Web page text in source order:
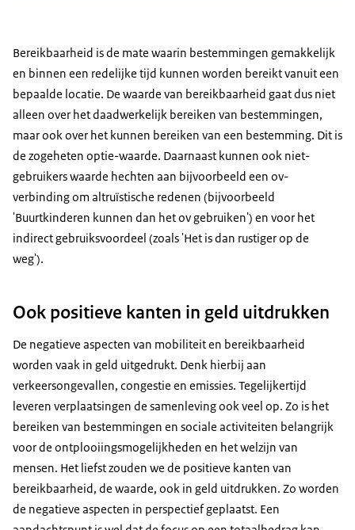
Bereikbaarheid is de mate waarin bestemmingen gemakkelijk
en binnen een redelijke tijd kunnen worden bereikt vanuit een
bepaalde locatie. De waarde van bereikbaarheid gaat dus niet
alleen over het daadwerkelijk bereiken van bestemmingen,
maar ook over het kunnen bereiken van een bestemming. Dit is
de zogeheten optie-waarde. Daarnaast kunnen ook niet-
gebruikers waarde hechten aan bijvoorbeeld een ov-
verbinding om altruïstische redenen (bijvoorbeeld
'Buurtkinderen kunnen dan het ov gebruiken') en voor het
indirect gebruiksvoordeel (zoals 'Het is dan rustiger op de
weg').
Ook positieve kanten in geld uitdrukken
De negatieve aspecten van mobiliteit en bereikbaarheid
worden vaak in geld uitgedrukt. Denk hierbij aan
verkeersongevallen, congestie en emissies. Tegelijkertijd
leveren verplaatsingen de samenleving ook veel op. Zo is het
bereiken van bestemmingen en sociale activiteiten belangrijk
voor de ontplooiingsmogelijkheden en het welzijn van
mensen. Het liefst zouden we de positieve kanten van
bereikbaarheid, de waarde, ook in geld uitdrukken. Zo worden
de negatieve aspecten in perspectief geplaatst. Een